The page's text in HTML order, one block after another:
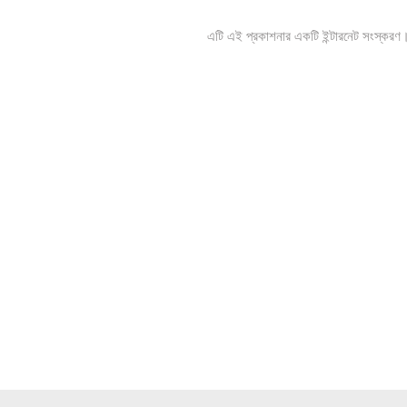
এটি এই প্রকাশনার একটি ইন্টারনেট